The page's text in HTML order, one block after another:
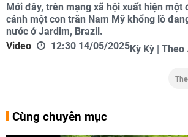
Mới đây, trên mạng xã hội xuất hiện một
cảnh một con trăn Nam Mỹ khổng lồ
nước ở Jardim, Brazil.
Video
12:30 14/05/2025Kỳ Kỳ | Theo
Cùng chuyên mục